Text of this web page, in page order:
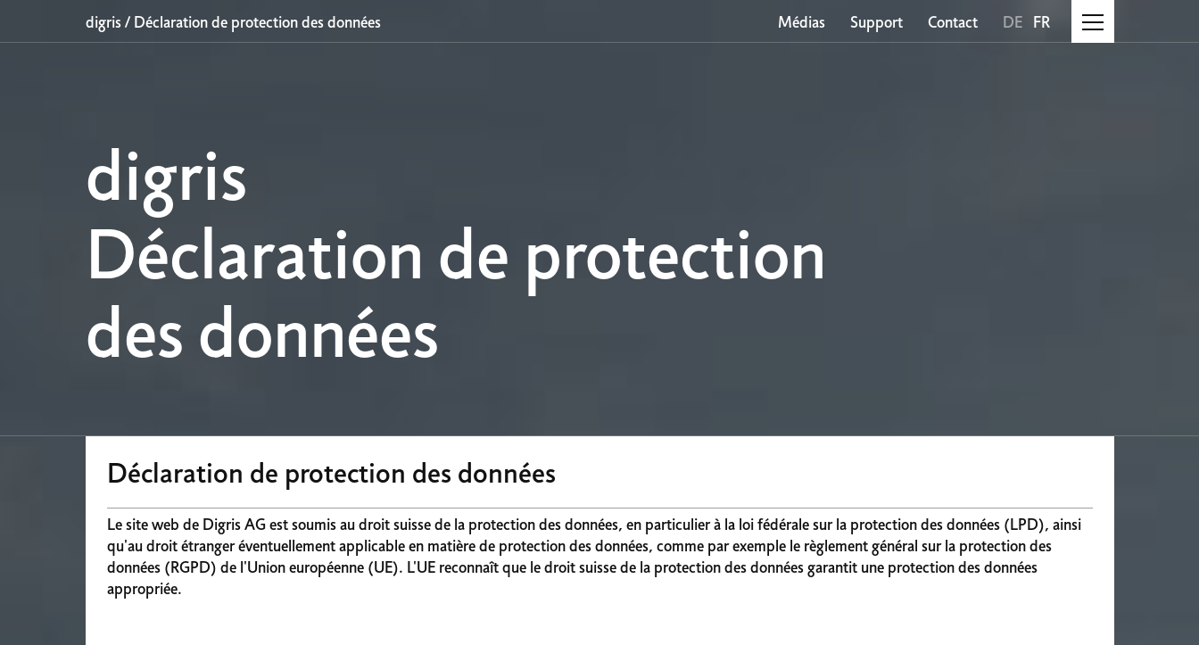
digris / Déclaration de protection des données Médias Support Contact DE FR
digris
Déclaration de protection
des données
Déclaration de protection des données
Le site web de Digris AG est soumis au droit suisse de la protection des données, en particulier à la loi fédérale sur la protection des données (LPD), ainsi
qu'au droit étranger éventuellement applicable en matière de protection des données, comme par exemple le règlement général sur la protection des
données (RGPD) de l'Union européenne (UE). L'UE reconnaît que le droit suisse de la protection des données garantit une protection des données
appropriée.